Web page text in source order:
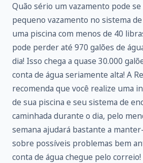
Quão sério um vazamento pode
pequeno vazamento no sistema
uma piscina com menos de 40
pode perder até 970 galões de
dia! Isso chega a quase 30.000
conta de água seriamente alta! A
recomenda que você realize uma
de sua piscina e seu sistema de
caminhada durante o dia, pelo
semana ajudará bastante a
sobre possíveis problemas bem
conta de água chegue pelo